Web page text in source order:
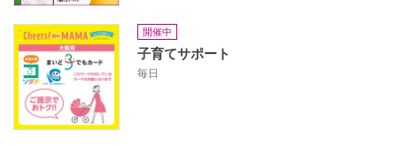
開催中
子育てサポート
毎日